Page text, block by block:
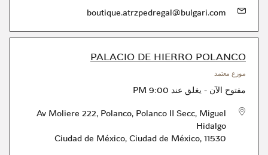
boutique.atrzpedregal@bulgari.com
PALACIO DE HIERRO POLANCO
موزع معتمد
مفتوح الآن - يغلق عند 9:00 PM
Av Moliere 222, Polanco, Polanco II Secc, Miguel
Hidalgo
Ciudad de México, Ciudad de México, 11530